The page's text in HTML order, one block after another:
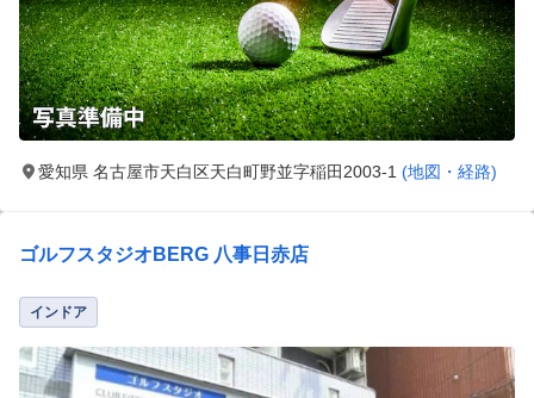
愛知県 名古屋市天白区天白町野並字稲田2003-1 (地図・経路)
ゴルフスタジオBERG 八事日赤店
インドア